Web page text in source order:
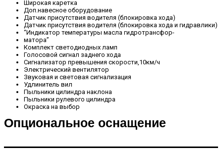
Широкая каретка
Доп.навесное оборудование
Датчик присутствия водителя (блокировка хода)
Датчик присутствия водителя (блокировка хода и гидравлики)
“Индикатор температуры масла гидротрансфор-
матора”
Комплект светодиодных ламп
Голосовой сигнал заднего хода
Сигнализатор превышения скорости,10км/ч
Электрический вентилятор
Звуковая и световая сигнализация
Удлинитель вил
Пыльники цилиндра наклона
Пыльники рулевого цилиндра
Окраска на выбор
Опциональное оснащение